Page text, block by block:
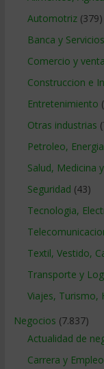
Automotriz(379)
Banca y
Comercio y
Construccion e
Entretenimiento
Otras industrias
Petroleo,
Salud, Medicina
Seguridad (43)
Tecnologia,
Textil, Vestido,
Transporte y
Viajes, Turismo,
Negocios (7.837)
Actualidad de
Carrera y Empleo